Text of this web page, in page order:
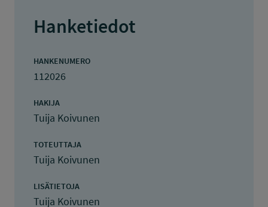
Hanketiedot
HANKENUMERO
112026
HAKIJA
Tuija Koivunen
TOTEUTTAJA
Tuija Koivunen
LISÄTIETOJA
Tuija Koivunen